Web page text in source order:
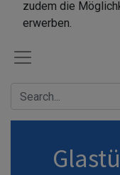
zudem die
erwerben.